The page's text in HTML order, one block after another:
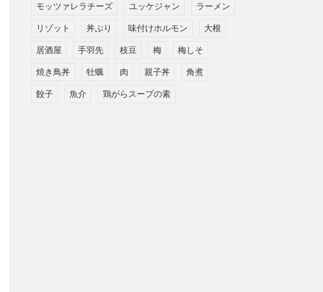
モッツァレラチーズ ユッケジャン ラーメン
リゾット 丼ぶり 味付けホルモン 大根
居酒屋 手羽先 枝豆 梅 梅しそ
焼き鳥丼 牡蠣 肉 親子丼 角煮
餃子 魚介 鶏がらスープの素